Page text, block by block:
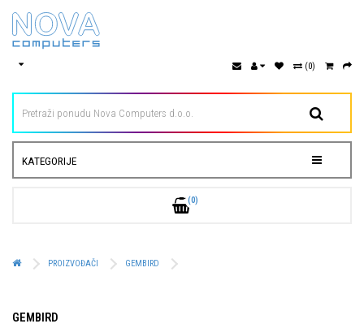
(0)
KATEGORIJE
(0)
PROIZVOĐAČI GEMBIRD
GEMBIRD